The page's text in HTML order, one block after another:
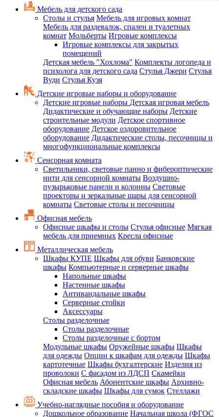
Мебель для детского сада
Столы и стулья Мебель для игровых комнат
Мебель для раздевалок, спален и туалетных
комнат Мольберты Игровые комплексы
Игровые комплексы для закрытых
помещений
Детская мебель "Хохлома" Комплекты логопеда и
психолога для детского сада Стулья Джери Стулья
Вуди Стулья Кузя
Детские игровые наборы и оборудование
Детские игровые наборы Детская игровая мебель
Дидактические и обучающие наборы Детские
строительные модули Детское спортивное
оборудование Детское оздоровительное
оборудование Дидактические столы, песочницы и
многофункциональные комплексы
Сенсорная комната
Светильники, световые панно и фибероптические
нити для сенсорной комнаты Воздушно-
пузырьковые панели и колонны Световые
проекторы и зеркальные шары для сенсорной
комнаты Световые столы и песочницы
Офисная мебель
Офисные шкафы и столы Стулья офисные Мягкая
мебель для приемных Кресла офисные
Металлическая мебель
Шкафы КУПЕ Шкафы для обуви Банковские
шкафы Компьютерные и серверные шкафы
Напольные шкафы
Настенные шкафы
Антивандальные шкафы
Серверные стойки
Аксессуары
Столы разделочные
Столы разделочные
Столы разделочные с бортом
Модульные шкафы Оружейные шкафы Шкафы
для одежды Опции к шкафам для одежды Шкафы
картотечные Шкафы бухгалтерские Изделия из
проволоки С фасадом из ЛДСП Скамейки
Офисная мебель Абонентские шкафы Архивно-
складские шкафы Шкафы для сумок Стеллажи
Учебно-наглядные пособия и оборудование
Дошкольное образование Начальная школа (ФГОС